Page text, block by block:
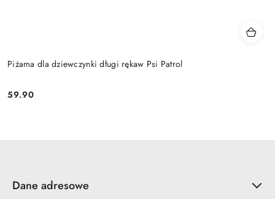
Piżama dla dziewczynki długi rękaw Psi Patrol
Cena:
59.90
Dane adresowe